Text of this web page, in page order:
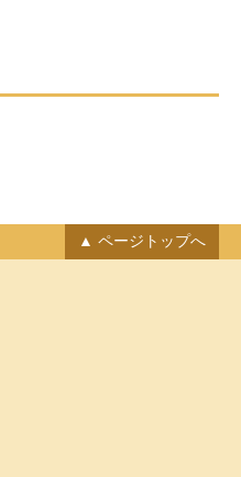
ページトップへ